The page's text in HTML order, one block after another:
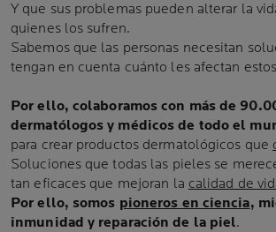
Y que sus problemas pueden alterar la
quienes los sufren.
Sabemos que las personas necesitan
tengan en cuenta cuánto les afectan
Por ello, colaboramos con más de
dermatólogos y médicos de todo el
para crear productos dermatológicos que
Soluciones que todas las pieles se
tan eficaces que mejoran la calidad de
Por ello, somos pioneros en ciencia,
inmunidad y reparación de la piel.